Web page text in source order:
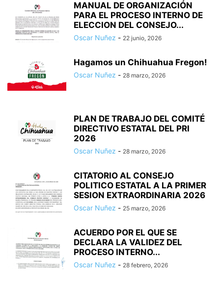
MANUAL DE ORGANIZACIÓN
PARA EL PROCESO INTERNO DE
ELECCION DEL CONSEJO...
Oscar Nuñez - 22 junio, 2026
Hagamos un Chihuahua Fregon!
Oscar Nuñez - 28 marzo, 2026
PLAN DE TRABAJO DEL COMITÉ
DIRECTIVO ESTATAL DEL PRI
2026
Oscar Nuñez - 28 marzo, 2026
CITATORIO AL CONSEJO
POLITICO ESTATAL A LA PRIMER
SESION EXTRAORDINARIA 2026
Oscar Nuñez - 25 marzo, 2026
ACUERDO POR EL QUE SE
DECLARA LA VALIDEZ DEL
PROCESO INTERNO...
Oscar Nuñez - 28 febrero, 2026